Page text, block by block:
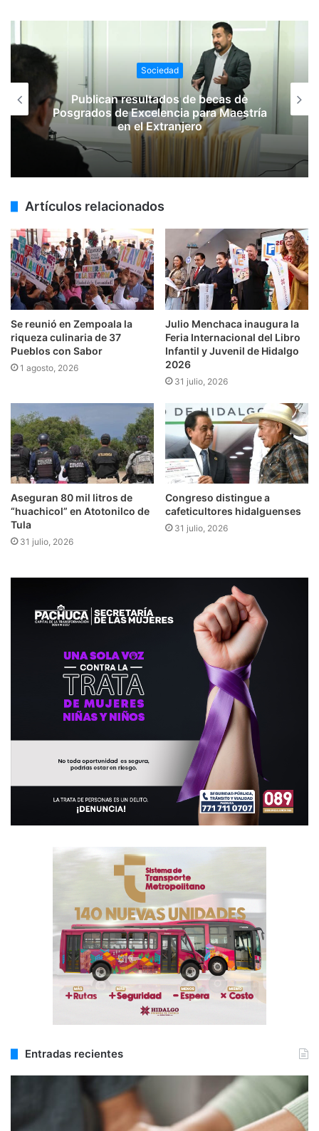
Sociedad
Publican resultados de becas de
Posgrados de Excelencia para Maestría
en el Extranjero
Artículos relacionados
Se reunió en Zempoala la
riqueza culinaria de 37
Pueblos con Sabor
1 agosto, 2026
Julio Menchaca inaugura la
Feria Internacional del Libro
Infantil y Juvenil de Hidalgo
2026
31 julio, 2026
Aseguran 80 mil litros de
“huachicol” en Atotonilco de
Tula
31 julio, 2026
Congreso distingue a
cafeticultores hidalguenses
31 julio, 2026
Entradas recientes